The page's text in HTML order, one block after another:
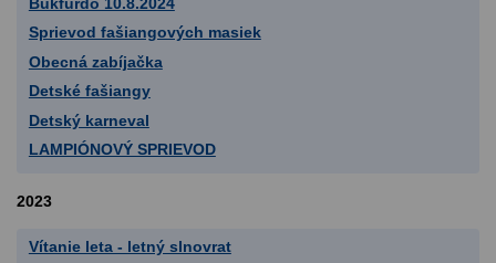
Sprievod fašiangových masiek
Obecná zabíjačka
Detské fašiangy
Detský karneval
LAMPIÓNOVÝ SPRIEVOD
2023
Vítanie leta - letný slnovrat